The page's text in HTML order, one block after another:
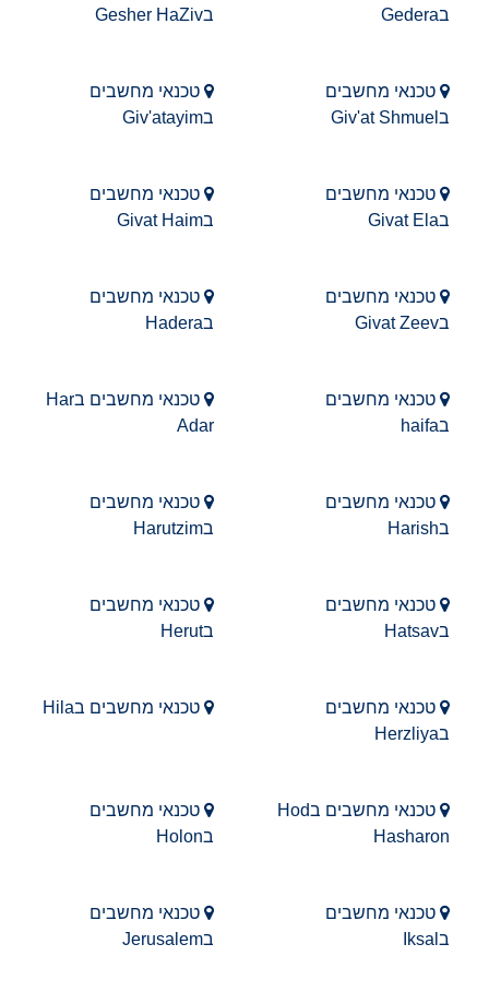
בGedera
בGesher HaZiv
טכנאי מחשבים
בGiv'at Shmuel
טכנאי מחשבים
בGiv'atayim
טכנאי מחשבים
בGivat Ela
טכנאי מחשבים
בGivat Haim
טכנאי מחשבים
בGivat Zeev
טכנאי מחשבים
בHadera
טכנאי מחשבים
בhaifa
טכנאי מחשבים בHar
Adar
טכנאי מחשבים
בHarish
טכנאי מחשבים
בHarutzim
טכנאי מחשבים
בHatsav
טכנאי מחשבים
בHerut
טכנאי מחשבים
בHerzliya
טכנאי מחשבים בHila
טכנאי מחשבים בHod
Hasharon
טכנאי מחשבים
בHolon
טכנאי מחשבים
בIksal
טכנאי מחשבים
בJerusalem